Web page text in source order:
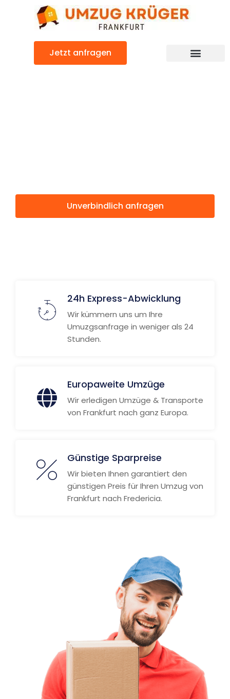
Jetzt anfragen
Unverbindlich anfragen
24h Express-Abwicklung
Wir kümmern uns um Ihre
Umuzgsanfrage in weniger als 24
Stunden.
Europaweite Umzüge
Wir erledigen Umzüge & Transporte
von Frankfurt nach ganz Europa.
Günstige Sparpreise
Wir bieten Ihnen garantiert den
günstigen Preis für Ihren Umzug von
Frankfurt nach Fredericia.